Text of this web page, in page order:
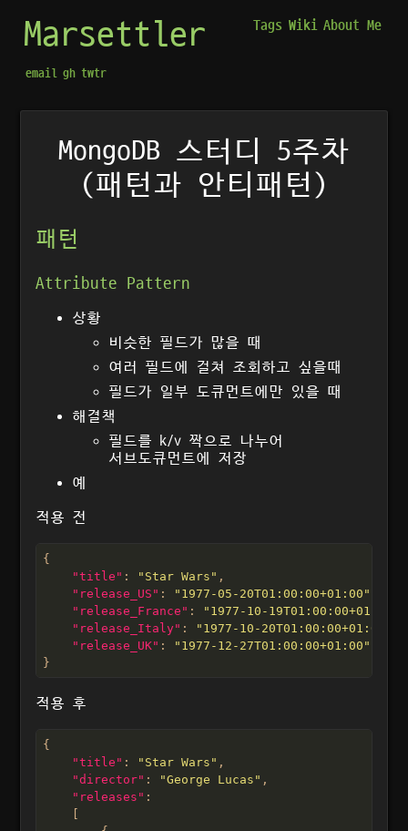
Marsettler Tags Wiki About Me
email gh twtr
MongoDB 스터디 5주차
(패턴과 안티패턴)
패턴
Attribute Pattern
상황
비슷한 필드가 많을 때
여러 필드에 걸쳐 조회하고 싶을때
필드가 일부 도큐먼트에만 있을 때
해결책
필드를 k/v 짝으로 나누어
서브도큐먼트에 저장
예
적용 전
"title" : "Star Wars"
"release_US" : "1977-05-20T01:00:00+01:00"
"release_France" : "1977-10-19T01:00:00+01:00"
"release_Italy" : "1977-10-20T01:00:00+01:00"
"release_UK" : "1977-12-27T01:00:00+01:00"
적용 후
"title" : "Star Wars"
"director" : "George Lucas"
"releases"